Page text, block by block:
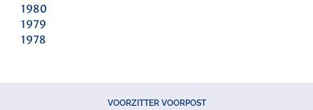
1980
1979
1978
VOORZITTER VOORPOST